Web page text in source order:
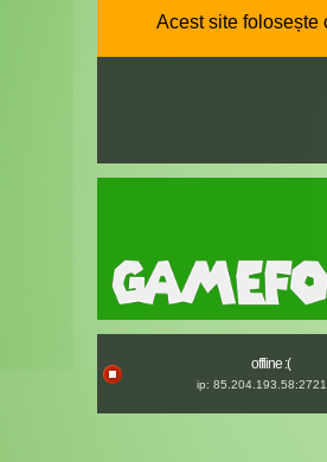
Acest site folosește
offline :(
ip: